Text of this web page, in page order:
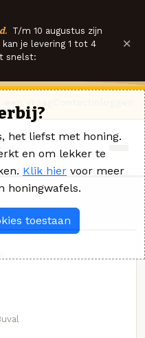
T/m 10 augustus zijn
je levering 1 tot 4
snelst:
×
het liefst met honing.
en om lekker te
Klik hier voor meer
honingwafels.
toestaan